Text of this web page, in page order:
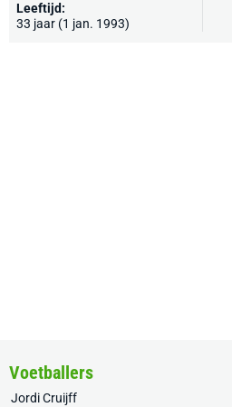
Leeftijd:
33 jaar (1 jan. 1993)
Voetballers
Jordi Cruijff